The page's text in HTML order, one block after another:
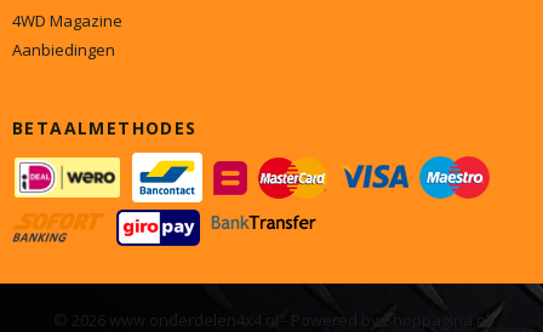
4WD Magazine
Aanbiedingen
BETAALMETHODES
© 2026 www.onderdelen4x4.nl - Powered by Shoppagina.nl